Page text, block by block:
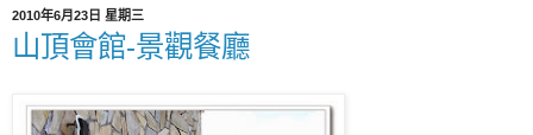
2010年6月23日 星期三
山頂會館-景觀餐廳